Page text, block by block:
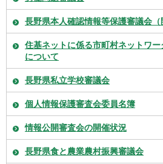
長野県本人確認情報等保護審議会（
住基ネットに係る市町村ネットワ
について
長野県私立学校審議会
個人情報保護審査会委員名簿
情報公開審査会の開催状況
長野県食と農業農村振興審議会